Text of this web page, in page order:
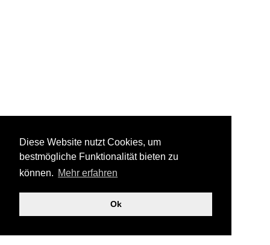
Diese Website nutzt Cookies, um
bestmögliche Funktionalität bieten zu
können. Mehr erfahren
Ok